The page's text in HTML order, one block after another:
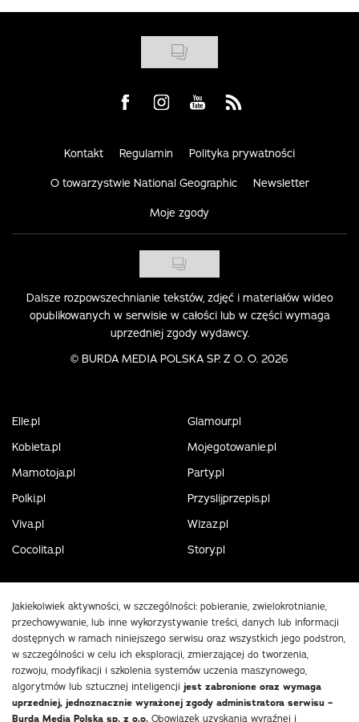
Visit us on Facebook
Visit us on Instagram
Visit us on Youtube
Visit us on Rss
Kontakt Regulamin Polityka prywatności
O towarzystwie National Geographic Newsletter
Moje zgody
Dalsze rozpowszechnianie tekstów, zdjęć i materiałów wideo
opublikowanych w serwisie w całości lub w części wymaga
uprzedniej zgody wydawcy.
© BURDA MEDIA POLSKA SP. Z O. O. 2026
Elle.pl
Glamour.pl
Kobieta.pl
Mojegotowanie.pl
Mamotoja.pl
Party.pl
Polki.pl
Przyslijprzepis.pl
Viva.pl
Wizaz.pl
Cocolita.pl
Story.pl
Jakiekolwiek aktywności, w szczególności: pobieranie, zwielokrotnianie,
przechowywanie, lub inne wykorzystywanie treści, danych lub informacji
dostępnych w ramach niniejszego serwisu oraz wszystkich jego podstron,
w szczególności w celu ich eksploracji, zmierzającej do tworzenia,
rozwoju, modyfikacji i szkolenia systemów uczenia maszynowego,
algorytmów lub sztucznej inteligencji jest zabronione oraz wymaga
uprzedniej, jednoznacznie wyrażonej zgody administratora serwisu –
Burda Media Polska sp. z o.o. Obowiązek uzyskania wyraźnej i